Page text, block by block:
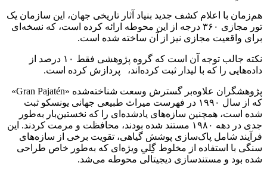
هم‌زمان با اعلام کشف جدید بنیاد آثار تاریخی جهان، این سازمان یک
تور مجازی ۳۶۰ درجه از این محوطه ارائه کرده است، که نسخه‌ای
برای واقعیت مجازی نیز از آن ساخته شده است.
نکته جالب توجه آن است که گروه پژوهشی فقط ۱۰ درصد از
داده‌هایی را که با لیدار ثبت کرده‌اند، پردازش کرده است.
پژوهشگران علاوه‌بر گسترش وسعت شناخته‌شده‌ «Gran Pajatén»
که از سال ۱۹۹۰ در فهرست میراث طبیعی جهانی یونسکو ثبت
شده است، ‌همچنین سازه‌های یادشده‌ای را که نخستین‌بار به‌طور
جدی در دهه ۱۹۸۰ مستند شده بودند، محافظت و مرمت کردند. این
فرآیند شامل پاک‌سازی پوشش گیاهی، تقویت برخی از سازه‌های
سنگی با استفاده از مخلوط گِلیِ ویژه‌ای که به‌طور خاص طراحی
شده بود و مستندسازی دیجیتالی محوطه می‌شد.